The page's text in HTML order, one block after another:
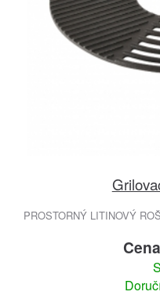
PROSTORNÝ LITINOVÝ